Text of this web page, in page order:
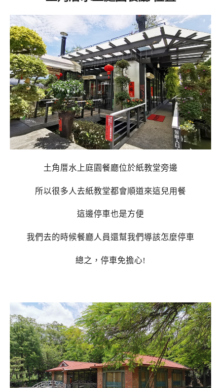
土角厝水上庭園餐廳位於紙教堂旁邊
所以很多人去紙教堂都會順道來這兒用餐
這邊停車也是方便
我們去的時候餐廳人員還幫我們導該怎麼停車
總之，停車免擔心!